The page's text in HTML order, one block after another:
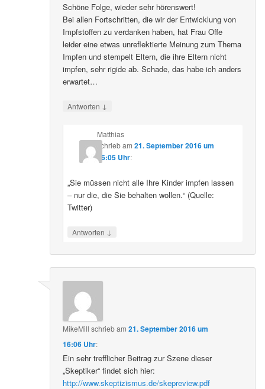
Schöne Folge, wieder sehr hörenswert!
Bei allen Fortschritten, die wir der Entwicklung von
Impfstoffen zu verdanken haben, hat Frau Offe
leider eine etwas unreflektierte Meinung zum Thema
Impfen und stempelt Eltern, die ihre Eltern nicht
impfen, sehr rigide ab. Schade, das habe ich anders
erwartet…
Antworten ↓
Matthias
schriebam 21. September 2016 um
16:05 Uhr:
„Sie müssen nicht alle Ihre Kinder impfen lassen
– nur die, die Sie behalten wollen.“ (Quelle:
Twitter)
Antworten ↓
MikeMill schriebam21. September 2016 um
16:06 Uhr:
Ein sehr trefflicher Beitrag zur Szene dieser
„Skeptiker“ findet sich hier:
http://www.skeptizismus.de/skepreview.pdf